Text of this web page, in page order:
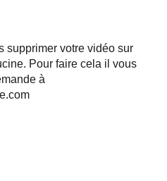
supprimer votre vidéo sur
Pour faire cela il vous
à